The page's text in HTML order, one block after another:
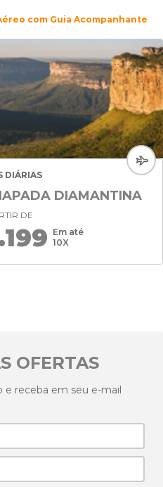
com Guia Acompanhante
DIÁRIAS
DIAMANTINA
DE
Em até
10X
OFERTAS
e receba em seu e-mail